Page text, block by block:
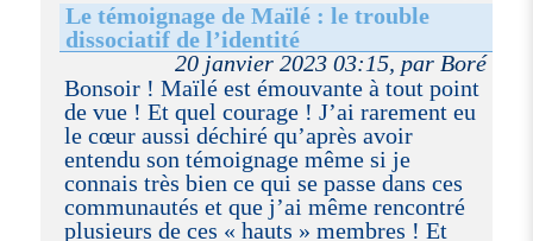
Le témoignage de Maïlé : le trouble
dissociatif de l’identité
20 janvier 2023 03:15, par Boré
Bonsoir ! Maïlé est émouvante à tout point
de vue ! Et quel courage ! J’ai rarement eu
le cœur aussi déchiré qu’après avoir
entendu son témoignage même si je
connais très bien ce qui se passe dans ces
communautés et que j’ai même rencontré
plusieurs de ces « hauts » membres ! Et